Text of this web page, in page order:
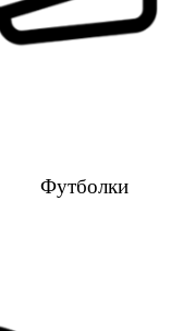
Футболки